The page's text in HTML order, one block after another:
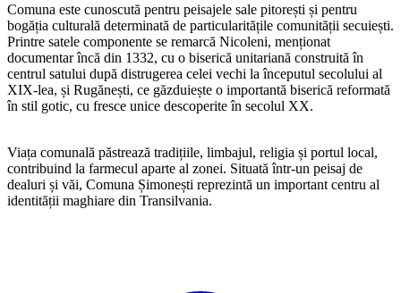
Comuna este cunoscută pentru peisajele sale pitorești și pentru
bogăția culturală determinată de particularitățile comunității secuiești.
Printre satele componente se remarcă Nicoleni, menționat
documentar încă din 1332, cu o biserică unitariană construită în
centrul satului după distrugerea celei vechi la începutul secolului al
XIX-lea, și Rugănești, ce găzduiește o importantă biserică reformată
în stil gotic, cu fresce unice descoperite în secolul XX.
Viața comunală păstrează tradițiile, limbajul, religia și portul local,
contribuind la farmecul aparte al zonei. Situată într-un peisaj de
dealuri și văi, Comuna Șimonești reprezintă un important centru al
identității maghiare din Transilvania.